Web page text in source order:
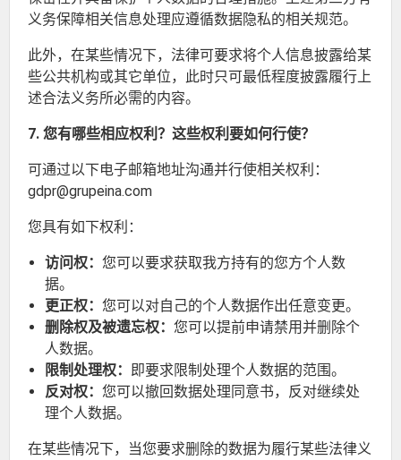
义务保障相关信息处理应遵循数据隐私的相关规范。
此外，在某些情况下，法律可要求将个人信息披露给某
些公共机构或其它单位，此时只可最低程度披露履行上
述合法义务所必需的内容。
7. 您有哪些相应权利？这些权利要如何行使？
可通过以下电子邮箱地址沟通并行使相关权利：
gdpr@grupeina.com
您具有如下权利：
访问权：您可以要求获取我方持有的您方个人数
据。
更正权：您可以对自己的个人数据作出任意变更。
删除权及被遗忘权：您可以提前申请禁用并删除个
人数据。
限制处理权： 即要求限制处理个人数据的范围。
反对权：您可以撤回数据处理同意书，反对继续处
理个人数据。
在某些情况下，当您要求删除的数据为履行某些法律义